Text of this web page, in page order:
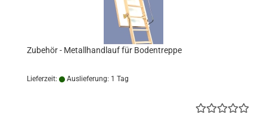
Zubehör - Metallhandlauf für Bodentreppe
Lieferzeit: Auslieferung: 1 Tag